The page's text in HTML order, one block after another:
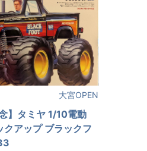
大宮OPEN
】タミヤ 1/10電動
クアップ ブラックフ